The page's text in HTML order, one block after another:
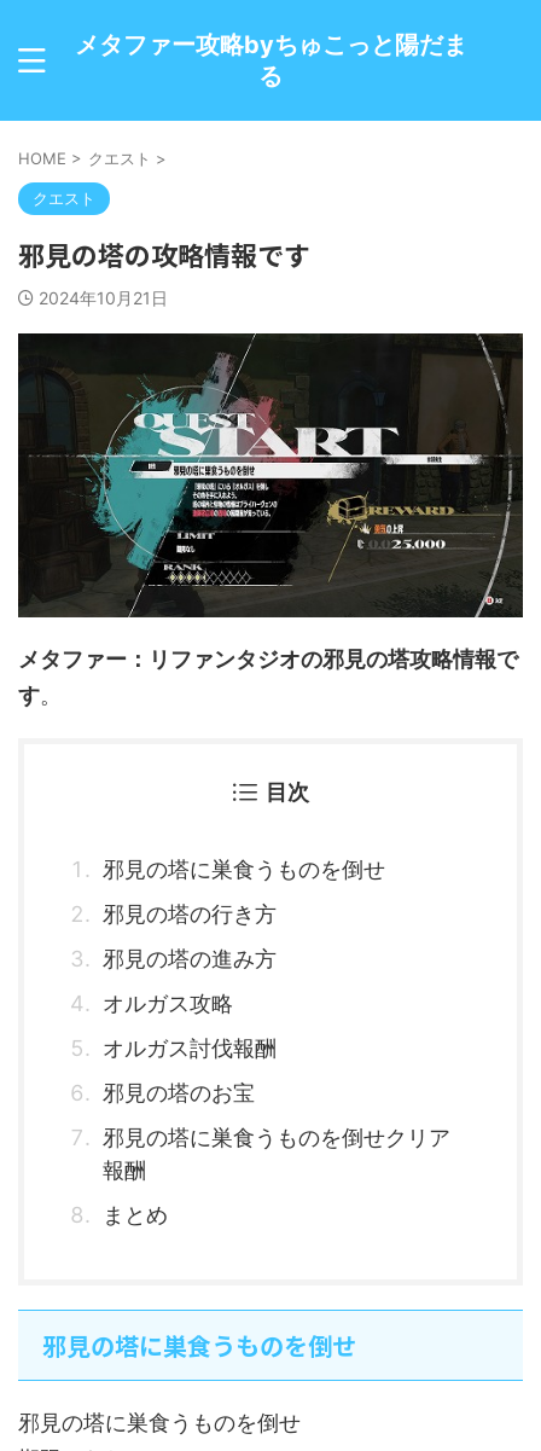
メタファー攻略byちゅこっと陽だま
る
HOME > クエスト >
クエスト
邪見の塔の攻略情報です
2024年10月21日
メタファー：リファンタジオの邪見の塔攻略情報で
す。
目次
邪見の塔に巣食うものを倒せ
邪見の塔の行き方
邪見の塔の進み方
オルガス攻略
オルガス討伐報酬
邪見の塔のお宝
邪見の塔に巣食うものを倒せクリア
報酬
まとめ
邪見の塔に巣食うものを倒せ
邪見の塔に巣食うものを倒せ